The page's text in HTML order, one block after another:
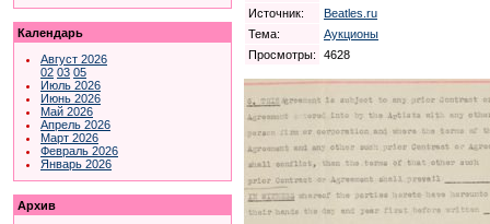
Календарь
Август 2026
02 03 05
Июль 2026
Июнь 2026
Май 2026
Апрель 2026
Март 2026
Февраль 2026
Январь 2026
Архив
Источник:
Beatles.ru
Тема:
Аукционы
Просмотры:
4628